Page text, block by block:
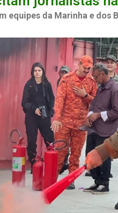
equipes da Marinha e